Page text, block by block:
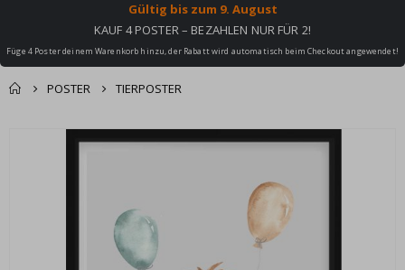
Gültig bis zum 9. August
KAUF 4 POSTER – BEZAHLEN NUR FÜR 2!
Füge 4 Poster deinem Warenkorb hinzu, der Rabatt wird automatisch beim Checkout angewendet!
POSTER TIERPOSTER
Zusammen gekaufte
Einkaufswagen